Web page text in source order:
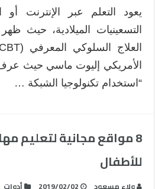
يعود التعلم عبر الإنترنت أو
التسعينيات الميلادية، حيث
الأمريكي إليوت ماسي حيث عرف
“استخدام تكنولوجيا الشبكة …
8 مواقع مجانية لتعليم
للأطفال
ولاء مسعود 2019/02/02 أدوات